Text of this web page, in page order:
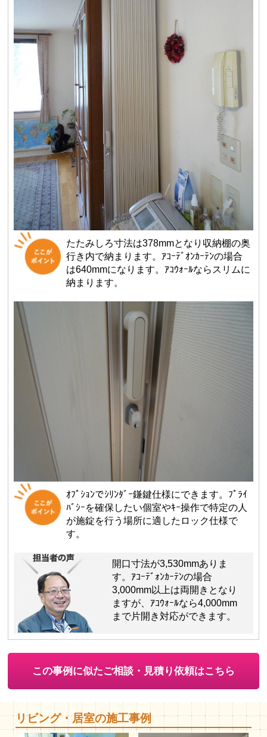
たたみしろ寸法は378mmとなり収納棚の奥
行き内で納まります。ｱｺｰﾃﾞｵﾝｶｰﾃﾝの場合
は640mmになります。ｱｺｳｫｰﾙならスリムに
納まります。
ｵﾌﾟｼｮﾝでｼﾘﾝﾀﾞｰ鎌鍵仕様にできます。ﾌﾟﾗｲ
ﾊﾞｼｰを確保したい個室やｷｰ操作で特定の人
が施錠を行う場所に適したロック仕様で
す。
開口寸法が3,530mmありま
す。ｱｺｰﾃﾞｫﾝｶｰﾃﾝの場合
3,000mm以上は両開きとなり
ますが、ｱｺｳｫｰﾙなら4,000mm
まで片開き対応ができます。
この事例に似たご相談・見積り依頼はこちら
リビング・居室の施工事例